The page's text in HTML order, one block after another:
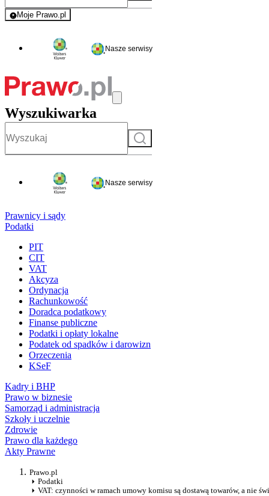
Moje Prawo.pl
- rejestracja i logowanie do serwisu
Nasze serwisy
Wyszukiwarka
Szukaj
Nasze serwisy
Prawnicy i sądy
Podatki
PIT
CIT
VAT
Akcyza
Ordynacja
Rachunkowość
Doradca podatkowy
Finanse publiczne
Podatki i opłaty lokalne
Podatek od spadków i darowizn
Orzeczenia
KSeF
Kadry i BHP
Prawo w biznesie
Samorząd i administracja
Szkoły i uczelnie
Zdrowie
Prawo dla każdego
Akty Prawne
Prawo.pl
Podatki
VAT: czynności w ramach umowy komisu są dostawą towarów, a nie